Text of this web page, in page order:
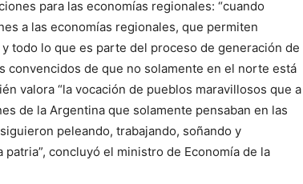
para las economías regionales: “cuando
a las economías regionales, que permiten
todo lo que es parte del proceso de generación de
de que no solamente en el norte está
valora “la vocación de pueblos maravillosos que a
de la Argentina que solamente pensaban en las
peleando, trabajando, soñando y
concluyó el ministro de Economía de la